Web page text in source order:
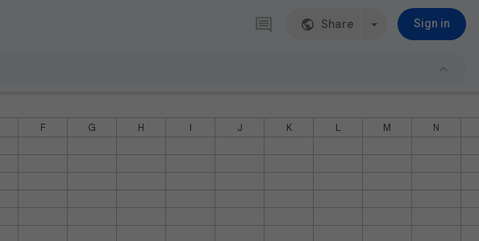
Share Sign in
F G H I J K L M
N